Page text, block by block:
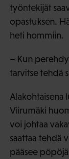
työntekijät
opastuksen.
heti hommiin.
– Kun
tarvitse tehdä
Alakohtaisena
Viirumäki
voi johtaa
saattaa tehdä
pääsee